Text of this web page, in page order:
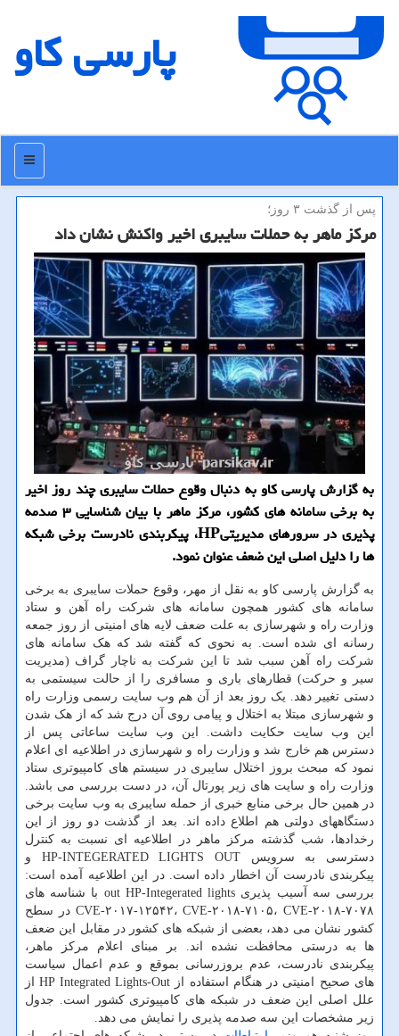
پارسی كاو
منو
پس از گذشت ۳ روز؛
مركز ماهر به حملات سایبری اخیر واكنش نشان داد
به گزارش پارسی کاو به دنبال وقوع حملات سایبری چند روز اخیر
به برخی سامانه های کشور، مرکز ماهر با بیان شناسایی ۳ صدمه
پذیری در سرورهای مدیریتیHP، پیکربندی نادرست برخی شبکه
ها را دلیل اصلی این ضعف عنوان نمود.
به گزارش پارسی کاو به نقل از مهر، وقوع حملات سایبری به برخی
سامانه های کشور همچون سامانه های شرکت راه آهن و ستاد
وزارت راه و شهرسازی به علت ضعف لایه های امنیتی از روز جمعه
رسانه ای شده است. به نحوی که گفته شد که هک سامانه های
شرکت راه آهن سبب شد تا این شرکت به ناچار گراف (مدیریت
سیر و حرکت) قطارهای باری و مسافری را از حالت سیستمی به
دستی تغییر دهد. یک روز بعد از آن هم وب سایت رسمی وزارت راه
و شهرسازی مبتلا به اختلال و پیامی روی آن درج شد که از هک شدن
این وب سایت حکایت داشت. این وب سایت ساعاتی پس از
دسترس هم خارج شد و وزارت راه و شهرسازی در اطلاعیه ای اعلام
نمود که مبحث بروز اختلال سایبری در سیستم های کامپیوتری ستاد
وزارت راه و سایت های زیر پورتال آن، در دست بررسی می باشد.
در همین حال برخی منابع خبری از حمله سایبری به وب سایت برخی
دستگاههای دولتی هم اطلاع داده اند. بعد از گذشت دو روز از این
رخدادها، شب گذشته مرکز ماهر در اطلاعیه ای نسبت به کنترل
دسترسی به سرویس HP-INTEGERATED LIGHTS OUT و
پیکربندی نادرست آن اخطار داده است. در این اطلاعیه آمده است:
بررسی سه ‫آسیب پذیری out HP-Integerated lights با شناسه های
CVE-۲۰۱۷-۱۲۵۴۲، CVE-۲۰۱۸-۷۱۰۵، CVE-۲۰۱۸-۷۰۷۸ در سطح
کشور نشان می دهد، بعضی از شبکه های کشور در مقابل این ضعف
ها به درستی محافظت نشده اند. بر مبنای اعلام مرکز ماهر،
پیکربندی نادرست، عدم بروزرسانی بموقع و عدم اعمال سیاست
های صحیح امنیتی در هنگام استفاده از HP Integrated Lights-Out از
علل اصلی این ضعف در شبکه های کامپیوتری کشور است. جدول
زیر مشخصات این سه صدمه پذیری را نمایش می دهد.